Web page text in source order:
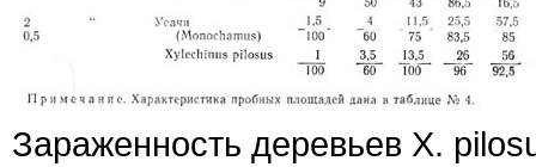
Зараженность деревьев X.